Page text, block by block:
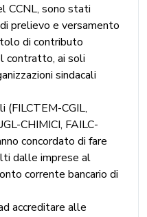
CCNL, sono stati
prelievo e versamento
di contributo
contratto, ai soli
sindacali
(FILCTEM-CGIL,
CHIMICI, FAILC-
concordato di fare
dalle imprese al
corrente bancario di
accreditare alle